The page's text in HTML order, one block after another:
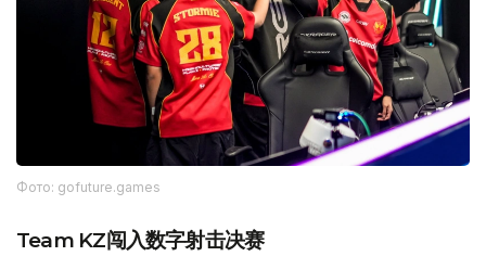
Фото: gofuture.games
Team KZ闯入数字射击决赛